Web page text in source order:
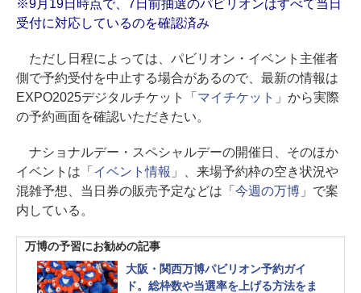
※9月19日時点で、7日前抽選のパビリオンはすべて当日
受付に対応しているのを確認済み
ただし日程によっては、パビリオン・イベント主催者
側で予約受付を中止する場合があるので、最新の情報は
EXPO2025デジタルチケット「 マイチケット 」から実際
の予約画面を確認いただきたい。
ナショナルデー・スペシャルデーの開催日、そのほか
イベントは「 イベント情報 」、来場予約枠の空き状況や
混雑予想、当日券の販売予定などは「 今週の万博」で案
内している。
万博の予習にお勧めの記事
大阪・関西万博パビリオン予約ガイ
ド。総枠数や当選率を上げる方法をま